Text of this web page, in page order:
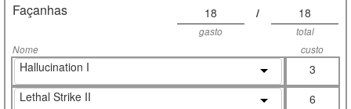
Façanhas 18 / 18
gasto
total
Nome
custo
Hallucination I
3
Lethal Strike II
6